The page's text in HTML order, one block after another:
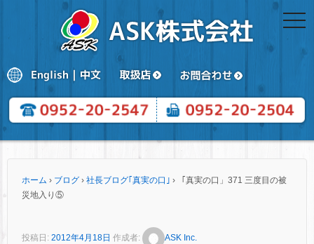
ホーム › ブログ › 社長ブログ｢真実の口｣ ›
「真実の口」371 三度目の被
災地入り⑤
投稿日: 2012年4月18日 作成者: ASK Inc.